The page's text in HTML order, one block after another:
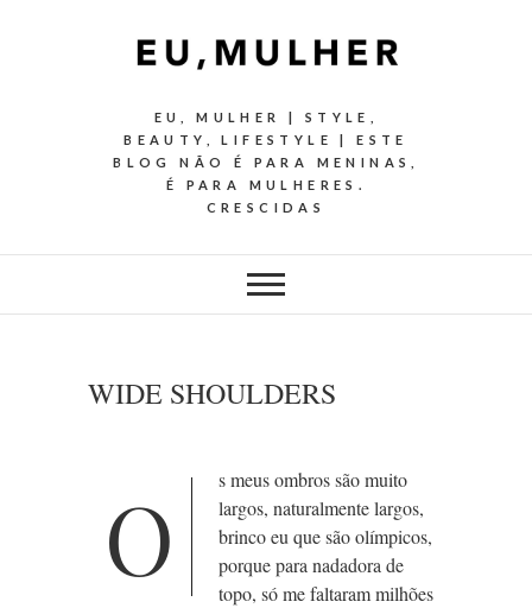
EU, MULHER | STYLE,
BEAUTY, LIFESTYLE | ESTE
BLOG NÃO É PARA MENINAS,
É PARA MULHERES.
CRESCIDAS
WIDE SHOULDERS
O
s meus ombros são muito
largos, naturalmente largos,
brinco eu que são olímpicos,
porque para nadadora de
topo, só me faltaram milhões